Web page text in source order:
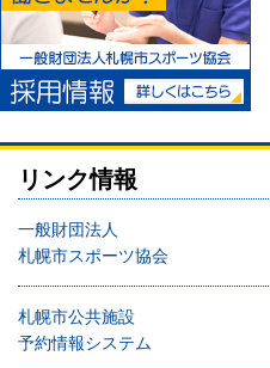
リンク情報
一般財団法人
札幌市スポーツ協会
札幌市公共施設
予約情報システム